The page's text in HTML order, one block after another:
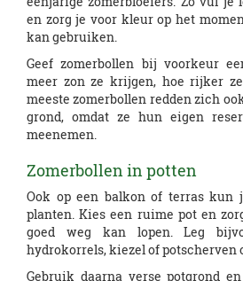
en zorg je voor kleur op het
kan gebruiken.
Geef zomerbollen bij voorkeur
meer zon ze krijgen, hoe rijker
meeste zomerbollen redden zich
grond, omdat ze hun eigen
meenemen.
Zomerbollen in potten
Ook op een balkon of terras kun
planten. Kies een ruime pot en
goed weg kan lopen. Leg
hydrokorrels, kiezel of potscherven
Gebruik daarna verse potgrond